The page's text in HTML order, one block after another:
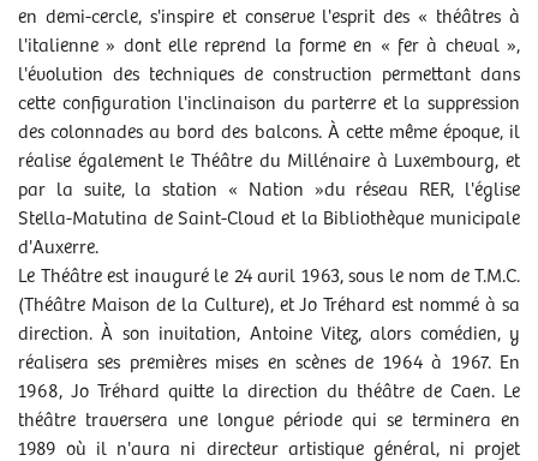
en demi-cercle, s'inspire et conserve l'esprit des « théâtres à
l'italienne » dont elle reprend la forme en « fer à cheval »,
l'évolution des techniques de construction permettant dans
cette configuration l'inclinaison du parterre et la suppression
des colonnades au bord des balcons. À cette même époque, il
réalise également le Théâtre du Millénaire à Luxembourg, et
par la suite, la station « Nation »du réseau RER, l'église
Stella-Matutina de Saint-Cloud et la Bibliothèque municipale
d'Auxerre.
Le Théâtre est inauguré le 24 avril 1963, sous le nom de T.M.C.
(Théâtre Maison de la Culture), et Jo Tréhard est nommé à sa
direction. À son invitation, Antoine Vitez, alors comédien, y
réalisera ses premières mises en scènes de 1964 à 1967. En
1968, Jo Tréhard quitte la direction du théâtre de Caen. Le
théâtre traversera une longue période qui se terminera en
1989 où il n'aura ni directeur artistique général, ni projet